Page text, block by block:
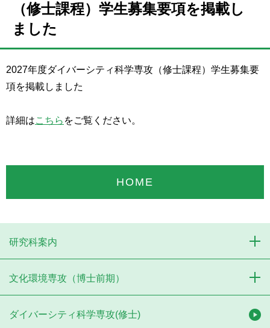
（修士課程）学生募集要項を掲載し
ました
2027年度ダイバーシティ科学専攻（修士課程）学生募集要
項を掲載しました
詳細はこちら をご覧ください。
HOME
研究科案内
文化環境専攻（博士前期）
ダイバーシティ科学専攻(修士)